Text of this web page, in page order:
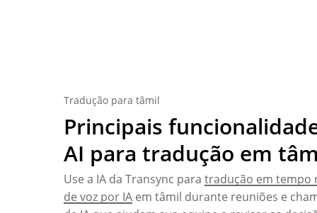
Tradução para tâmil
Principais
AI para tradução em
Use a IA da Transync paratradução em tempo
de voz por IA em tâmil durante reuniões e